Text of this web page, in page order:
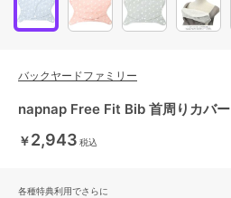
バックヤードファミリー
napnap Free Fit Bib 首周りカバー
￥2,943 税込
各種特典利用でさらに